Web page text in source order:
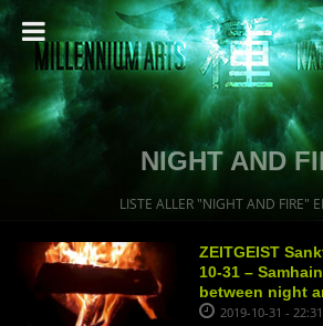
NIGHT AND
LISTE ALLER "NIGHT AND FIRE"
ZEITGEIST
10-31 –
between night
2019-10-31 -